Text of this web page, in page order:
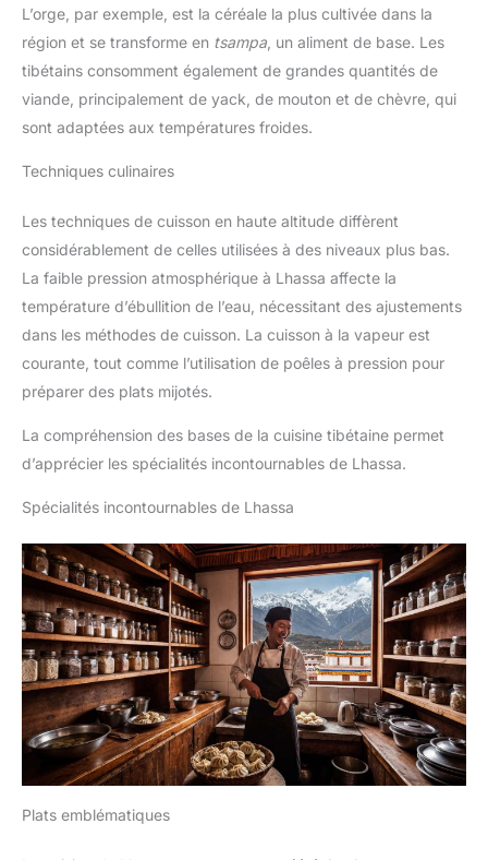
L’orge, par exemple, est la céréale la plus cultivée dans la
région et se transforme en tsampa , un aliment de base. Les
tibétains consomment également de grandes quantités de
viande, principalement de yack, de mouton et de chèvre, qui
sont adaptées aux températures froides.
Techniques culinaires
Les techniques de cuisson en haute altitude diffèrent
considérablement de celles utilisées à des niveaux plus bas.
La faible pression atmosphérique à Lhassa affecte la
température d’ébullition de l’eau, nécessitant des ajustements
dans les méthodes de cuisson. La cuisson à la vapeur est
courante, tout comme l’utilisation de poêles à pression pour
préparer des plats mijotés.
La compréhension des bases de la cuisine tibétaine permet
d’apprécier les spécialités incontournables de Lhassa.
Spécialités incontournables de Lhassa
Plats emblématiques